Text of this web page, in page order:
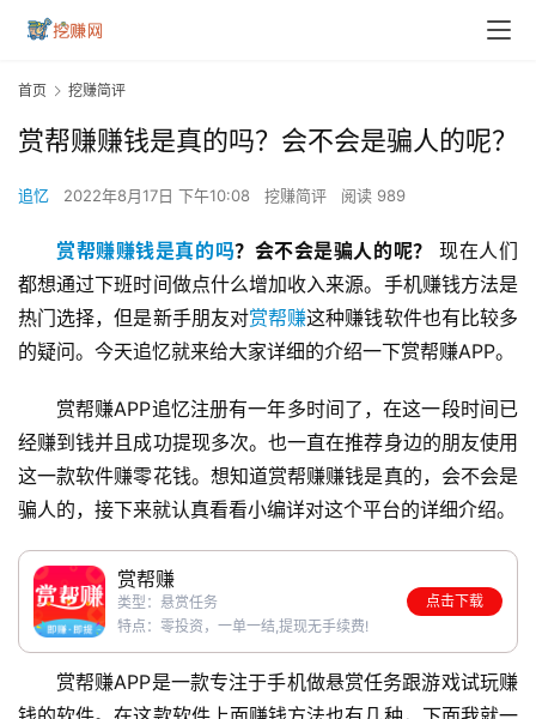
首页 挖赚简评
赏帮赚赚钱是真的吗？会不会是骗人的呢？
追忆 2022年8月17日 下午10:08 挖赚简评 阅读 989
赏帮赚赚钱是真的吗？会不会是骗人的呢？
现在人们
都想通过下班时间做点什么增加收入来源。手机赚钱方法是
热门选择，但是新手朋友对赏帮赚这种赚钱软件也有比较多
的疑问。今天追忆就来给大家详细的介绍一下赏帮赚APP。
赏帮赚APP追忆注册有一年多时间了，在这一段时间已
经赚到钱并且成功提现多次。也一直在推荐身边的朋友使用
这一款软件赚零花钱。想知道赏帮赚赚钱是真的，会不会是
骗人的，接下来就认真看看小编详对这个平台的详细介绍。
赏帮赚
类型：悬赏任务
特点：零投资，一单一结,提现无手续费!
点击下载
赏帮赚APP是一款专注于手机做悬赏任务跟游戏试玩赚